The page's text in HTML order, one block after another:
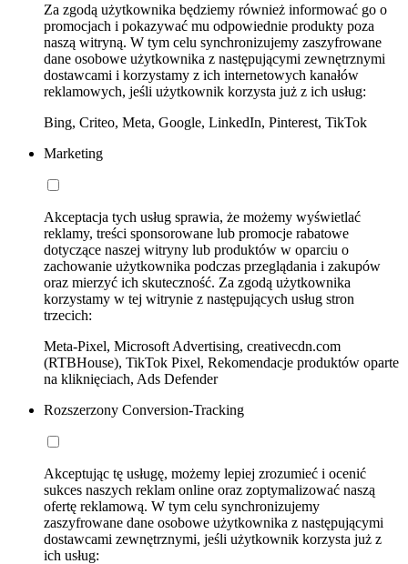
Za zgodą użytkownika będziemy również informować go o
promocjach i pokazywać mu odpowiednie produkty poza
naszą witryną. W tym celu synchronizujemy zaszyfrowane
dane osobowe użytkownika z następującymi zewnętrznymi
dostawcami i korzystamy z ich internetowych kanałów
reklamowych, jeśli użytkownik korzysta już z ich usług:
Bing, Criteo, Meta, Google, LinkedIn, Pinterest, TikTok
Marketing
Akceptacja tych usług sprawia, że możemy wyświetlać
reklamy, treści sponsorowane lub promocje rabatowe
dotyczące naszej witryny lub produktów w oparciu o
zachowanie użytkownika podczas przeglądania i zakupów
oraz mierzyć ich skuteczność. Za zgodą użytkownika
korzystamy w tej witrynie z następujących usług stron
trzecich:
Meta-Pixel, Microsoft Advertising, creativecdn.com
(RTBHouse), TikTok Pixel, Rekomendacje produktów oparte
na kliknięciach, Ads Defender
Rozszerzony Conversion-Tracking
Akceptując tę usługę, możemy lepiej zrozumieć i ocenić
sukces naszych reklam online oraz zoptymalizować naszą
ofertę reklamową. W tym celu synchronizujemy
zaszyfrowane dane osobowe użytkownika z następującymi
dostawcami zewnętrznymi, jeśli użytkownik korzysta już z
ich usług: